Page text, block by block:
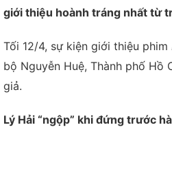
giới thiệu hoành tráng nhất từ
Tối 12/4, sự kiện giới thiệu phim
bộ Nguyễn Huệ, Thành phố Hồ
giả.
Lý Hải “ngộp” khi đứng trước